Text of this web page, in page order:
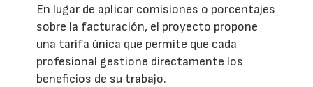
En lugar de aplicar comisiones o porcentajes
sobre la facturación, el proyecto propone
una tarifa única que permite que cada
profesional gestione directamente los
beneficios de su trabajo.